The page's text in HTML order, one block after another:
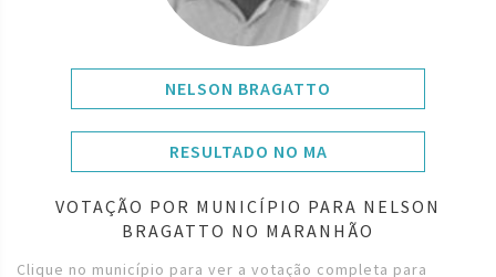
NELSON BRAGATTO
RESULTADO NO MA
VOTAÇÃO POR MUNICÍPIO PARA NELSON
BRAGATTO NO MARANHÃO
Clique no município para ver a votação completa para